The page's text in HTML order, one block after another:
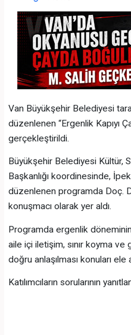
Van Büyükşehir Belediyesi
düzenlenen “Ergenlik Kapıyı
gerçekleştirildi.
Büyükşehir Belediyesi Kültür,
Başkanlığı koordinesinde,
düzenlenen programda Doç.
konuşmacı olarak yer aldı.
Programda ergenlik
aile içi iletişim, sınır koyma ve
doğru anlaşılması konuları ele
Katılımcıların sorularının